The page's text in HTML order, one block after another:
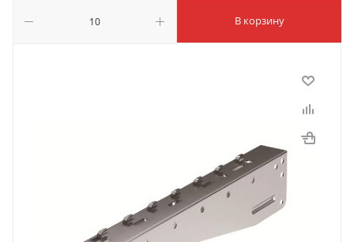
В корзину